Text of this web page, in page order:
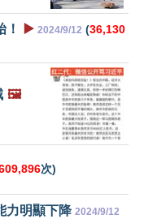
▶️ 2024/9/12 (36,130
🖼️
次)
力明顯下降 2024/9/12